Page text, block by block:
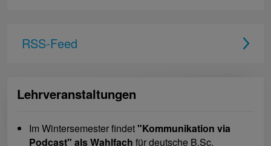
RSS-Feed
Lehrveranstaltungen
Im Wintersemester findet"Kommunikation via
Podcast" als Wahlfach für deutsche B.Sc.